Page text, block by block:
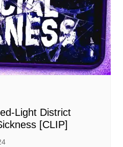
Light District
[CLIP]